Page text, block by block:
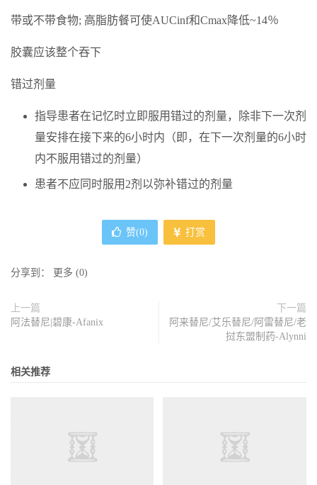
带或不带食物; 高脂肪餐可使AUCinf和Cmax降低~14％
胶囊应该整个吞下
错过剂量
指导患者在记忆时立即服用错过的剂量，除非下一次剂
量安排在接下来的6小时内（即，在下一次剂量的6小时
内不服用错过的剂量）
患者不应同时服用2剂以弥补错过的剂量
赞(0) 打赏
分享到： 更多 (0)
上一篇
阿法替尼|碧康-Afanix
下一篇
阿来替尼/艾乐替尼/阿雷替尼/老
挝东盟制药-Alynni
相关推荐